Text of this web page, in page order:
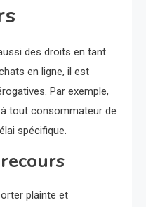
des droits en tant
en ligne, il est
Par exemple,
tout consommateur de
spécifique.
plainte et